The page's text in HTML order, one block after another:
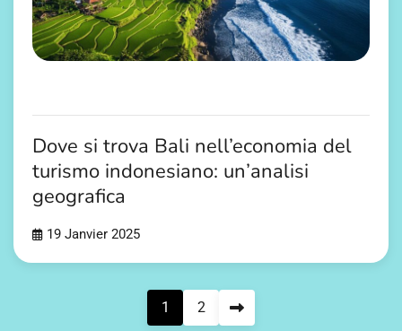
Dove si trova Bali nell’economia del
turismo indonesiano: un’analisi
geografica
19 Janvier 2025
1 2